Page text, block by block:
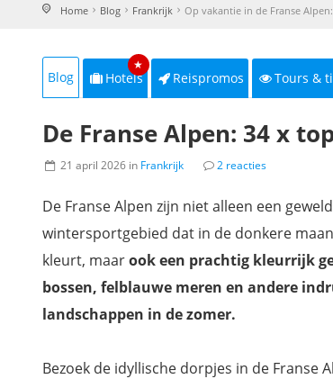
Home Blog Frankrijk Op vakantie in de Franse
Blog Hotels
★
Reispromos Tours &
De Franse Alpen: 34 x
21 april 2026 in Frankrijk 2 reacties
De Franse Alpen zijn niet alleen een
wintersportgebied dat in de donkere
kleurt, maarook een prachtig kleurrijk
bossen, felblauwe meren en andere
landschappen in de zomer.
Bezoek de idyllische dorpjes in de Franse